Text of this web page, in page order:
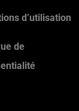
d’utilisation
de